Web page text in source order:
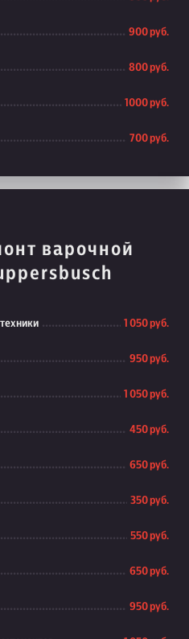
900 руб.
800 руб.
1000 руб.
700 руб.
варочной
1 050 руб.
950 руб.
1 050 руб.
450 руб.
650 руб.
350 руб.
550 руб.
650 руб.
950 руб.